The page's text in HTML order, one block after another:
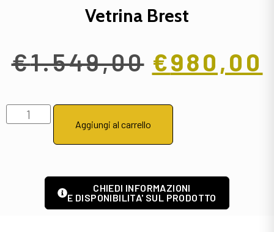
Vetrina Brest
€1.549,00 €980,00
Aggiungi al carrello
CHIEDI INFORMAZIONI
E DISPONIBILITA' SUL PRODOTTO